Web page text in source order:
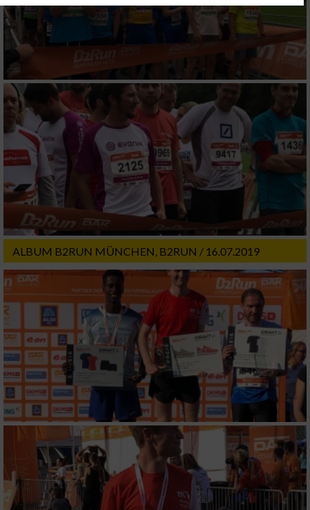
ALBUM B2RUN MÜNCHEN, B2RUN / 16.07.2019
Website/App.
Partnerliste anzeigen (1 IAB-Anbieter)
IAB-Verarbeitungszwecke:
Speichern von oder Zugriff auf Informationen
auf einem Endgerät
Verwendung reduzierter Daten zur Auswahl
von Werbeanzeigen
Erstellung von Profilen für personalisierte
Werbung
Verwendung von Profilen zur Auswahl
personalisierter Werbung
Erstellung von Profilen zur Personalisierung
von Inhalten
Verwendung von Profilen zur Auswahl
personalisierter Inhalte
Messung der Werbeleistung
Messung der Performance von Inhalten
Analyse von Zielgruppen durch Statistiken
oder Kombinationen von Daten aus
verschiedenen Quellen
Entwicklung und Verbesserung der Angebote